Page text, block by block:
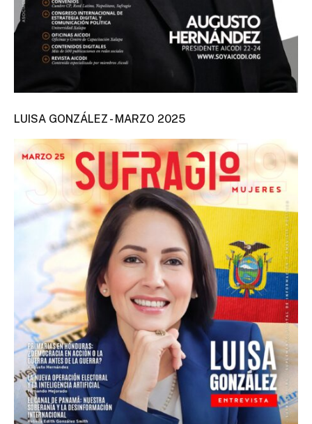
LUISA GONZÁLEZ - MARZO 2025